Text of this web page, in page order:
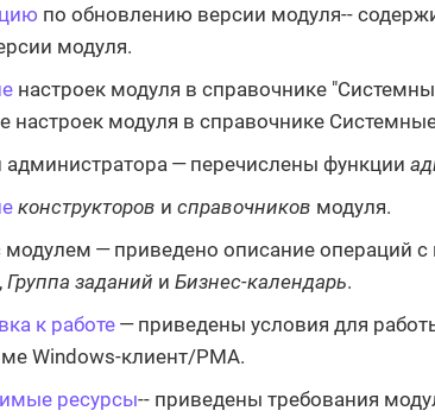
по обновлению версии модуля--
модуля.
настроек модуля в справочнике
настроек модуля в справочнике
администратора — перечислены функции
конструкторов и справочников модуля.
модулем — приведено описание операций с
, Группа заданий и Бизнес-календарь.
к работе— приведены условия для
Windows-клиент/РМА.
ресурсы-- приведены требования